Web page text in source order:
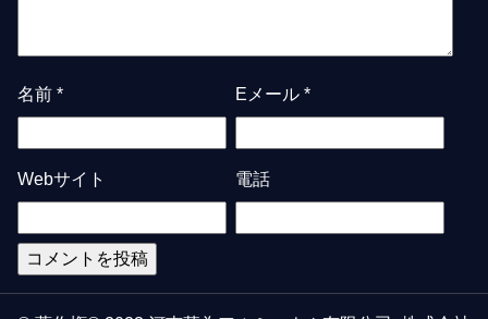
名前 * Eメール *
Webサイト 電話